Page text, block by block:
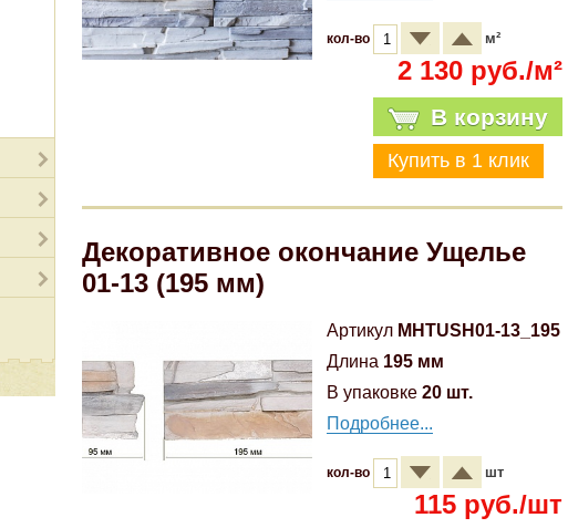
кол-во м²
2 130 руб./м²
В корзину
Декоративное окончание Ущелье
01-13 (195 мм)
Артикул MHTUSH01-13_195
Длина 195 мм
В упаковке 20 шт.
Подробнее...
кол-во шт
115 руб./шт